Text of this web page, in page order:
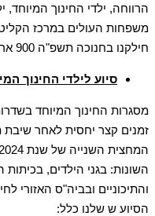
הרווחה, ילדי החינוך
משפחות העולים במרכז
חילקנו בחנוכה תשפ"ה 900 אריזות "דמי חנוכה").
סיוע לילדי החינוך
מסגרות החינוך המיוחד
זמנים קצר יחסית לאחר
השונות: בגני הילדים,
הסיוע ש שלנו כלל: